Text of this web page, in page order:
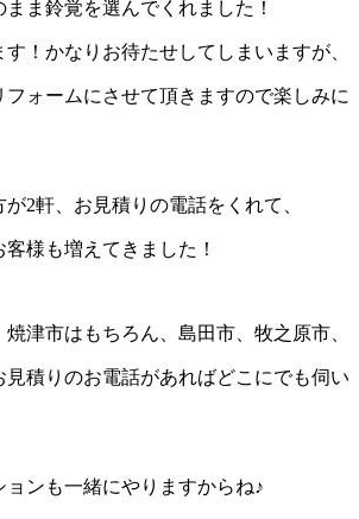
ま鈴覚を選んでくれました！
！かなりお待たせしてしまいますが、
フォームにさせて頂きますので楽しみに
2軒、お見積りの電話をくれて、
様も増えてきました！
津市はもちろん、島田市、牧之原市、
積りのお電話があればどこにでも伺い
ョンも一緒にやりますからね♪